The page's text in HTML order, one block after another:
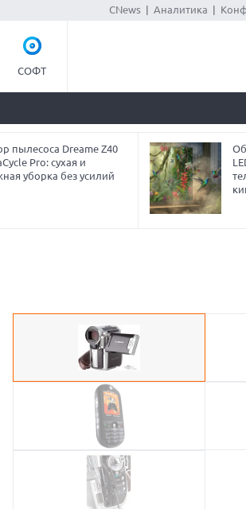
CNews| Аналитика
СОФТ
пылесоса Dreame Z40
Pro: сухая и
уборка без усилий